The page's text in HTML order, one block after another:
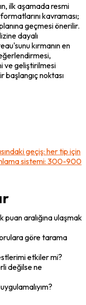
ilk aşamada resmi
kavraması;
geçmesi önerilir.
dayalı
kırmanın en
ve geliştirilmesi
başlangıç noktası
geçiş: her tip için
sistemi: 300-900
aralığına ulaşmak
göre tarama
etkiler mi?
değilse ne